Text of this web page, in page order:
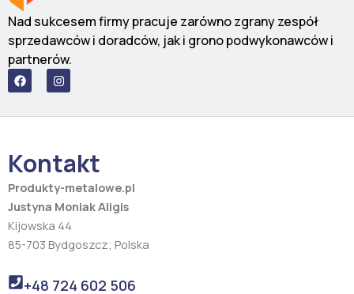
Nad sukcesem firmy pracuje zarówno zgrany zespół
sprzedawców i doradców, jak i grono podwykonawców i
partnerów.
F
a
c
b
k
I
n
s
a
a
m
Kontakt
Produkty-metalowe.pl
Justyna Moniak Aligis
Kijowska 44
85-703 Bydgoszcz; Polska
+48 724 602 506